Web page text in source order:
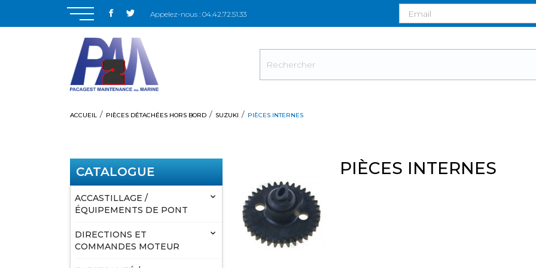
Appelez-nous : 04.42.72.51.33
ACCUEIL PIÈCES DÉTACHÉES HORS BORD SUZUKI PIÈCES INTERNES
CATALOGUE
ACCASTILLAGE /
ÉQUIPEMENTS DE PONT

DIRECTIONS ET
COMMANDES MOTEUR

PIÈCES INTERNES